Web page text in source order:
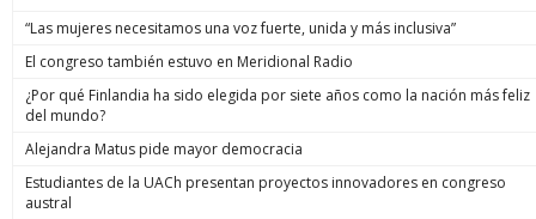
“Las mujeres necesitamos una voz fuerte, unida y más inclusiva”
El congreso también estuvo en Meridional Radio
¿Por qué Finlandia ha sido elegida por siete años como la nación más feliz
del mundo?
Alejandra Matus pide mayor democracia
Estudiantes de la UACh presentan proyectos innovadores en congreso
austral